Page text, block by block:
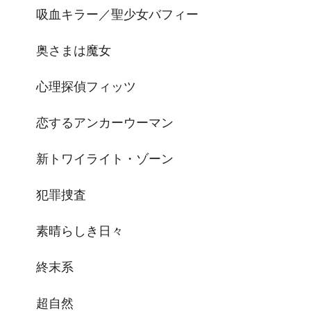
吸血キラー／聖少女バフィー
奥さまは魔女
心理探偵フィッツ
恋するアンカーウーマン
新トワイライト・ゾーン
犯罪捜査
素晴らしき日々
終末系
超自然